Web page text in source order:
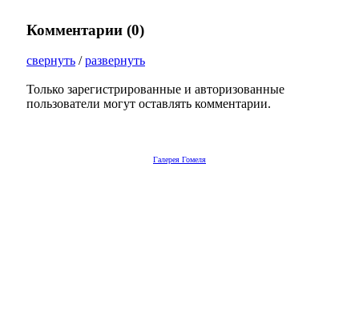
Комментарии (0)
свернуть /развернуть
Только зарегистрированные и авторизованные
пользователи могут оставлять комментарии.
Галерея Гомеля